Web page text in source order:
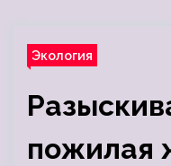
Экология
пожилая